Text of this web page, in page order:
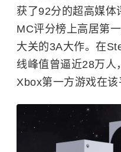
获了92分的超高媒体
MC评分榜上高居第
大关的3A大作。在
线峰值曾逼近28万人
Xbox第一方游戏在该